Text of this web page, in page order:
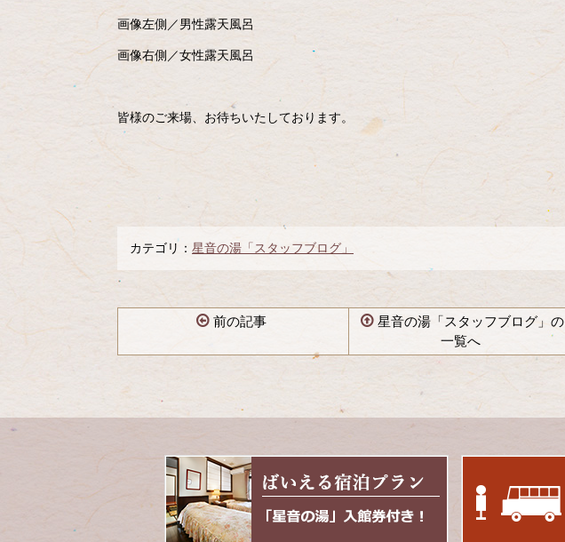
画像左側／男性露天風呂
画像右側／女性露天風呂
皆様のご来場、お待ちいたしております。
カテゴリ： 星音の湯「スタッフブログ」
前の記事
星音の湯「スタッフブログ」の
一覧へ
ン
本
の
先
の
頭
戻
る